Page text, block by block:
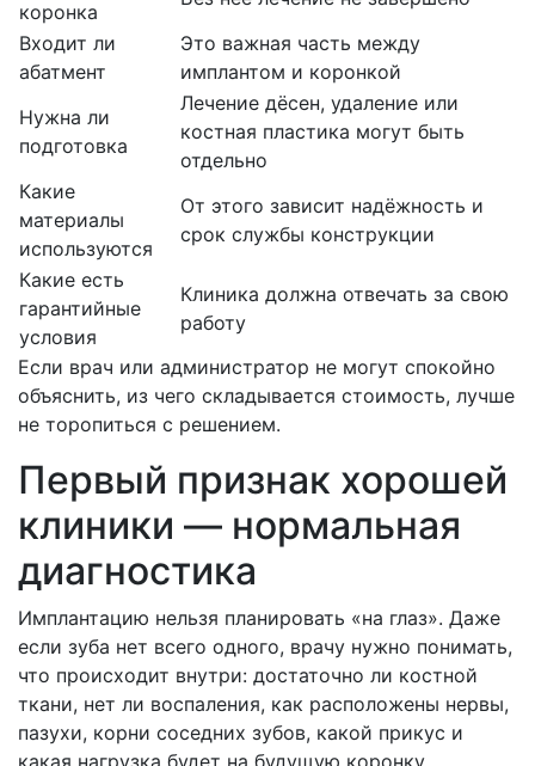
коронка
Входит ли
абатмент
Это важная часть между
имплантом и коронкой
Нужна ли
подготовка
Лечение дёсен, удаление или
костная пластика могут быть
отдельно
Какие
материалы
используются
От этого зависит надёжность и
срок службы конструкции
Какие есть
гарантийные
условия
Клиника должна отвечать за свою
работу
Если врач или администратор не могут спокойно
объяснить, из чего складывается стоимость, лучше
не торопиться с решением.
Первый признак хорошей
клиники — нормальная
диагностика
Имплантацию нельзя планировать «на глаз». Даже
если зуба нет всего одного, врачу нужно понимать,
что происходит внутри: достаточно ли костной
ткани, нет ли воспаления, как расположены нервы,
пазухи, корни соседних зубов, какой прикус и
какая нагрузка будет на будущую коронку.